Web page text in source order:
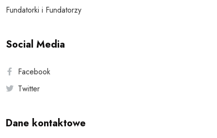
Fundatorki i Fundatorzy
Social Media
Facebook
Twitter
Dane kontaktowe